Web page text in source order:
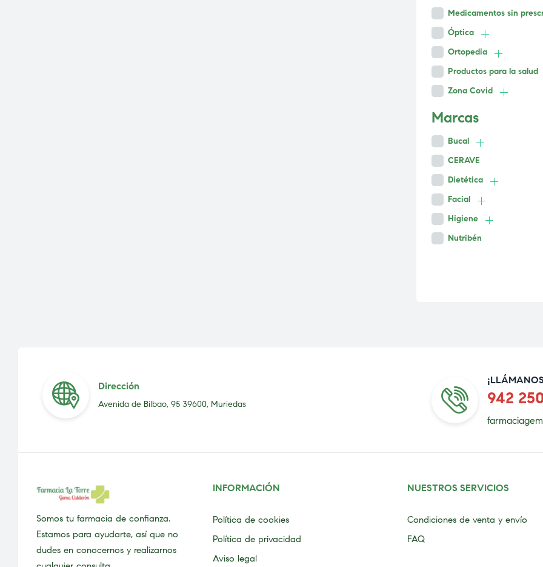
Medicamentos sin
Óptica
Ortopedia
Productos para la salud
Zona Covid
Marcas
Bucal
CERAVE
Dietética
Facial
Higiene
Nutribén
Dirección
Avenida de Bilbao, 95 39600, Muriedas 942
Somos tu farmacia de confianza.
Estamos para ayudarte, así que no
dudes en conocernos y realizarnos
INFORMACIÓN
Política de cookies
Política de privacidad
Aviso legal
NUESTROS SERVICIOS
Condiciones de venta y envío
FAQ